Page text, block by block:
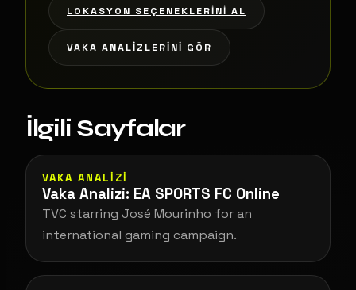
LOKASYON SEÇENEKLERINI AL
VAKA ANALIZLERINI GÖR
İlgili Sayfalar
VAKA ANALIZI
Vaka Analizi: EA SPORTS FC Online
TVC starring José Mourinho for an
international gaming campaign.